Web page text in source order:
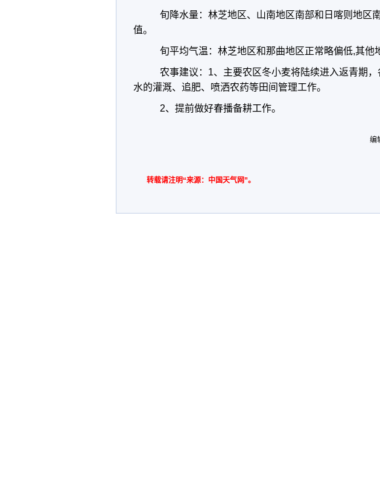
旬降水量：林芝地区、山南地区南部和日喀则地区
值。
旬平均气温：林芝地区和那曲地区正常略偏低,其他
农事建议：1、主要农区冬小麦将陆续进入返青期
水的灌溉、追肥、喷洒农药等田间管理工作。
2、提前做好春播备耕工作。
编
转载请注明“来源：中国天气网”。